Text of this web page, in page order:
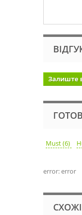
Залиште
Must (6)
error: error